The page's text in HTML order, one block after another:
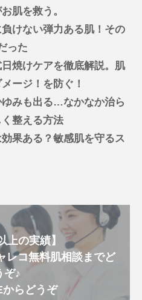
肌を救う。
負けない弾力ある肌！その
った
日焼けケアを徹底解説。肌
ージ！を防ぐ！
みも出る…なかなか治ら
整える方法
果ある？敏感肌を守るス
上の実績】
レコ無料肌相談までど
ぞ♪
らどうぞ